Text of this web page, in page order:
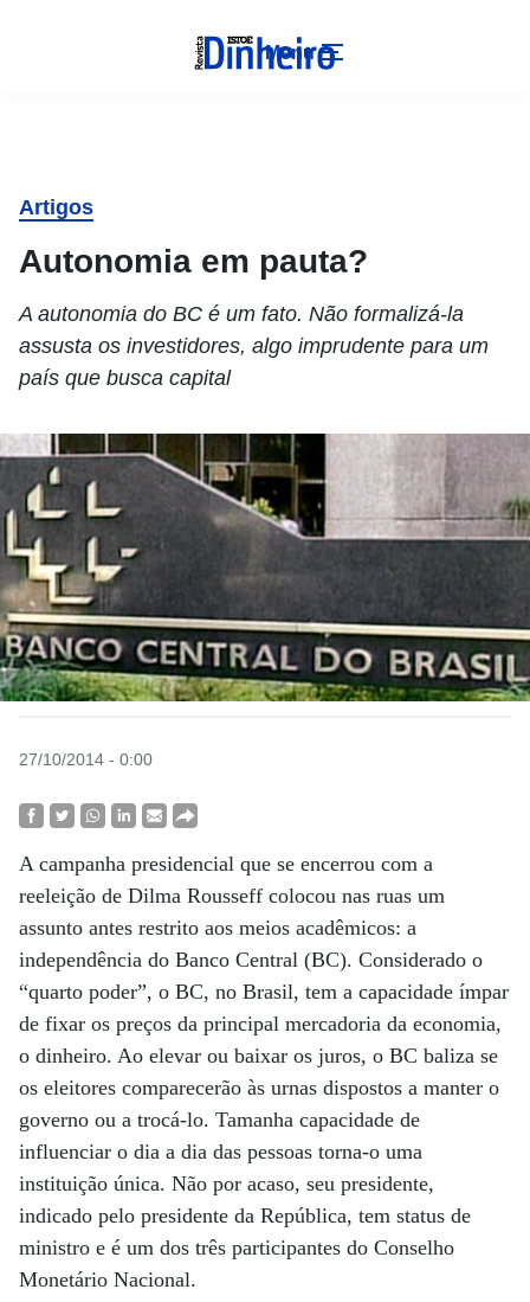
Menu
Artigos
Autonomia em pauta?
A autonomia do BC é um fato. Não formalizá-la
assusta os investidores, algo imprudente para um
país que busca capital
27/10/2014 - 0:00
A campanha presidencial que se encerrou com a
reeleição de Dilma Rousseff colocou nas ruas um
assunto antes restrito aos meios acadêmicos: a
independência do Banco Central (BC). Considerado o
“quarto poder”, o BC, no Brasil, tem a capacidade ímpar
de fixar os preços da principal mercadoria da economia,
o dinheiro. Ao elevar ou baixar os juros, o BC baliza se
os eleitores comparecerão às urnas dispostos a manter o
governo ou a trocá-lo. Tamanha capacidade de
influenciar o dia a dia das pessoas torna-o uma
instituição única. Não por acaso, seu presidente,
indicado pelo presidente da República, tem status de
ministro e é um dos três participantes do Conselho
Monetário Nacional.